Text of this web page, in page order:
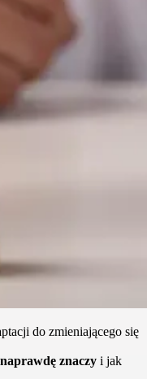
do zmieniającego się
znaczy i jak